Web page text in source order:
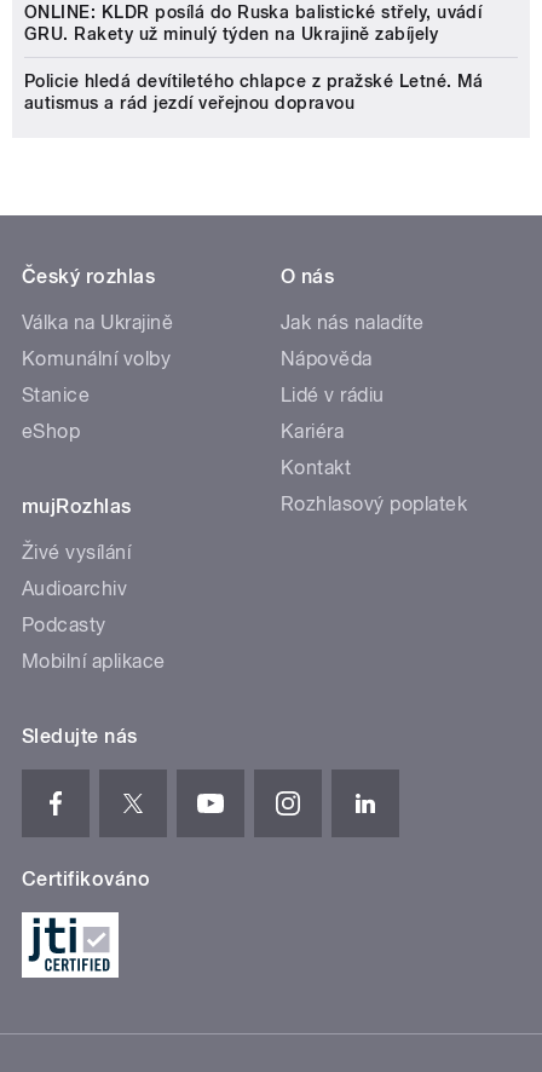
ONLINE: KLDR posílá do Ruska balistické střely, uvádí
GRU. Rakety už minulý týden na Ukrajině zabíjely
Policie hledá devítiletého chlapce z pražské Letné. Má
autismus a rád jezdí veřejnou dopravou
Český rozhlas
Válka na Ukrajině
Komunální volby
Stanice
eShop
mujRozhlas
Živé vysílání
Audioarchiv
Podcasty
Mobilní aplikace
O nás
Jak nás naladíte
Nápověda
Lidé v rádiu
Kariéra
Kontakt
Rozhlasový poplatek
Sledujte nás
Certifikováno